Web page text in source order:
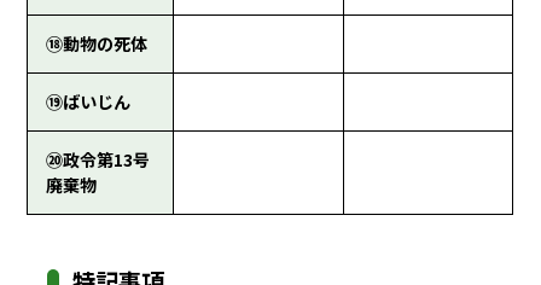
⑱動物の死体
⑲ばいじん
⑳政令第13号
廃棄物